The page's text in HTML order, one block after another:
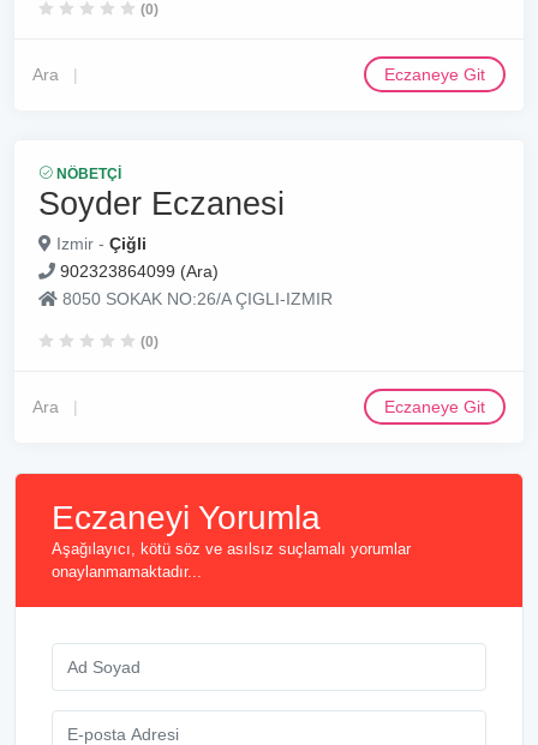
(0)
Ara Eczaneye Git
NÖBETÇI
Soyder Eczanesi
Izmir - Çiğli
902323864099 (Ara)
8050 SOKAK NO:26/A ÇIGLI-IZMIR
(0)
Ara Eczaneye Git
Eczaneyi Yorumla
Aşağılayıcı, kötü söz ve asılsız suçlamalı yorumlar
onaylanmamaktadır...